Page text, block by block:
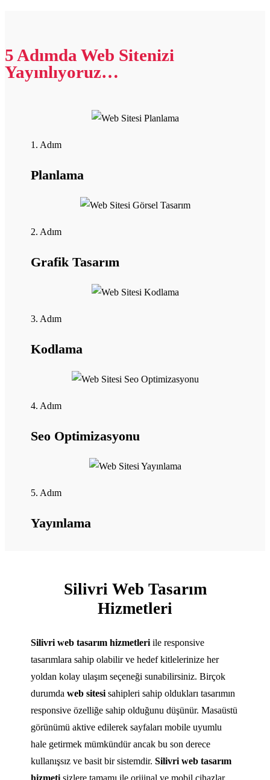
5 Adımda Web Sitenizi
Yayınlıyoruz…
1. Adım
Planlama
2. Adım
Grafik Tasarım
3. Adım
Kodlama
4. Adım
Seo Optimizasyonu
5. Adım
Yayınlama
Silivri Web Tasarım
Hizmetleri
Silivri web tasarım hizmetleri ile responsive
tasarımlara sahip olabilir ve hedef kitlelerinize her
yoldan kolay ulaşım seçeneği sunabilirsiniz. Birçok
durumdaweb sitesi sahipleri sahip oldukları tasarımın
responsive özelliğe sahip olduğunu düşünür. Masaüstü
görünümü aktive edilerek sayfaları mobile uyumlu
hale getirmek mümkündür ancak bu son derece
kullanışsız ve basit bir sistemdir.Silivri web tasarım
hizmeti sizlere tamamı ile orijinal ve mobil cihazlar